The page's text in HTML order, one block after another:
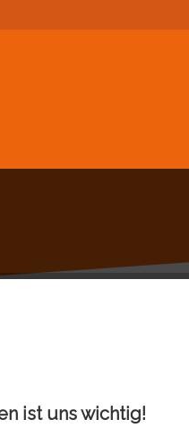
ist uns wichtig!